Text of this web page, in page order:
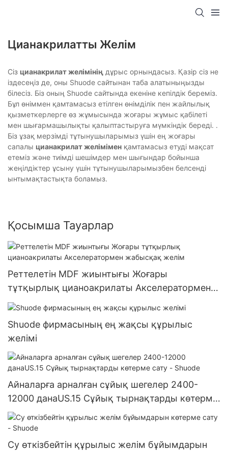
Цианакрилатты Желім
Сіз цианакрилат желімінің дұрыс орнындасыз. Қазір сіз не
іздесеңіз де, оны Shuode сайтынан таба алатыныңызды
білесіз. Біз оның Shuode сайтында екеніне кепілдік береміз.
Бұл өніммен қамтамасыз етілген өнімділік пен жайлылық
қызметкерлерге өз жұмысында жоғары жұмыс қабілеті
мен шығармашылықты қалыптастыруға мүмкіндік береді. .
Біз ұзақ мерзімді тұтынушыларымыз үшін ең жоғары
сапалы цианакрилат желімімен қамтамасыз етуді мақсат
етеміз және тиімді шешімдер мен шығындар бойынша
жеңілдіктер ұсыну үшін тұтынушыларымызбен белсенді
ынтымақтастықта боламыз.
Қосымша Тауарлар
Реттелетін MDF жиынтығы Жоғары
тұтқырлық цианоакрилаты Акселератормен
жабысқақ желім
Shuode фирмасының ең жақсы құрылыс
желімі
Айналарға арналған сұйық шегелер 2400-
12000 данаUS.15 Сұйық тырнақтарды көтерме
сату - Shuode
Су өткізбейтін құрылыс желім бұйымдарын